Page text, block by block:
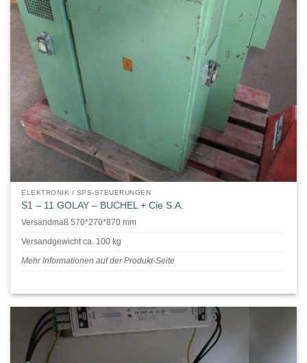
ELEKTRONIK / SPS-STEUERUNGEN
S1 – 11 GOLAY – BUCHEL + Cie S.A.
Versandmaß 570*270*870 mm
Versandgewicht ca. 100 kg
Mehr Informationen auf der Produkt-Seite